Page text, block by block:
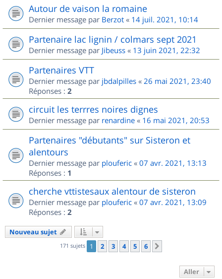
Autour de vaison la romaine
Dernier message par Berzot « 14 juil. 2021, 10:14
Partenaire lac lignin / colmars sept 2021
Dernier message par Jibeuss « 13 juin 2021, 22:32
Partenaires VTT
Dernier message par jbdalpilles « 26 mai 2021, 23:40
Réponses : 2
circuit les terrres noires dignes
Dernier message par renardine « 16 mai 2021, 20:53
Partenaires "débutants" sur Sisteron et
alentours
Dernier message par plouferic « 07 avr. 2021, 13:13
Réponses : 1
cherche vttistesaux alentour de sisteron
Dernier message par plouferic « 07 avr. 2021, 13:09
Réponses : 2
Nouveau sujet
171 sujets 1 2 3 4 5 6
Aller